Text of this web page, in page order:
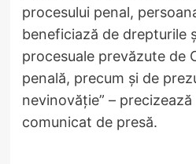
procesului penal,
beneficiază de drepturile
procesuale prevăzute de
penală, precum și de
nevinovăție” –
comunicat de presă.